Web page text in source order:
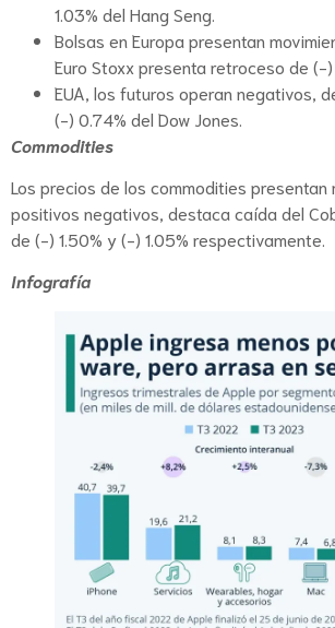
1.03% del Hang Seng.
Bolsas en Europa presentan
Euro Stoxx presenta retroceso de (-)
EUA, los futuros operan negativos,
(-) 0.74% del Dow Jones.
Commodities
Los precios de los commodities presentan
positivos negativos, destaca caída del
de (-) 1.50% y (-) 1.05% respectivamente.
Infografía